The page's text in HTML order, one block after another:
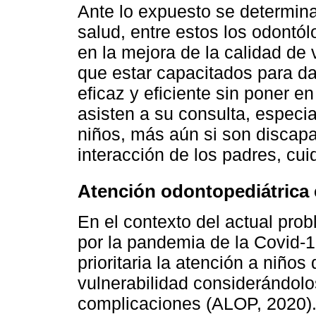
Ante lo expuesto se
salud, entre estos los
en la mejora de la calidad de
que estar capacitados para
eficaz y eficiente sin poner
asisten a su consulta,
niños, más aún si son
interacción de los padres,
Atención odontopediátrica
En el contexto del actual
por la pandemia de la Covid-
prioritaria la atención a niños
vulnerabilidad
complicaciones (ALOP, 2020).